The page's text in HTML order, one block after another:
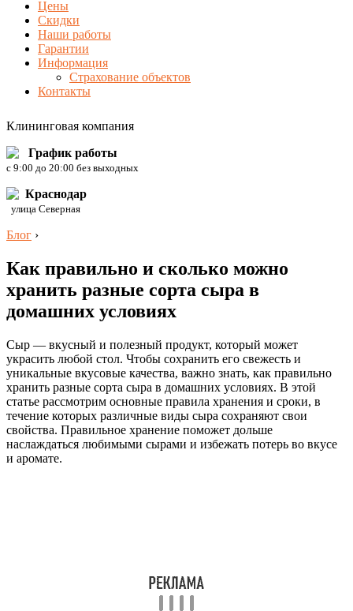
Цены
Скидки
Наши работы
Гарантии
Информация
Страхование объектов
Контакты
Клининговая компания
График работы
c 9:00 до 20:00 без выходных
Краснодар
улица Северная
Блог ›
Как правильно и сколько можно
хранить разные сорта сыра в
домашних условиях
Сыр — вкусный и полезный продукт, который может
украсить любой стол. Чтобы сохранить его свежесть и
уникальные вкусовые качества, важно знать, как правильно
хранить разные сорта сыра в домашних условиях. В этой
статье рассмотрим основные правила хранения и сроки, в
течение которых различные виды сыра сохраняют свои
свойства. Правильное хранение поможет дольше
наслаждаться любимыми сырами и избежать потерь во вкусе
и аромате.